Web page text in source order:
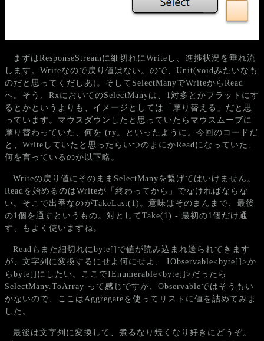
まずはResponseStreamに細切れにWriteし、進捗状況を垂れ流
します。Writeなので戻り値はない。ので、Unit(voidみたいなも
のだと思ってくだしあ)。そしてSelectManyでWriteからRead
へ。そう、RxにおいてのSelectManyは、1対多とかフラットにす
るとかというよりも、イメージとしては「摩り替える」だと思
っています。マウスダウンしたと思っていたらマウスムーブに
摩り替わっていた、何を (ry。といったように。今回のコードだ
と、Writeしていたと思ったらいつのまにかReadになっていた、
何を言っているのか以下略。
Writeの戻り値にそのままSelectManyを繋げてはいけません。
Readを始めるのはWriteが「終わってから」でなければならな
い。そこで出番なのがTakeLast(1)。意味はそのまんまで、最後
の1個を通すというもの。対としてTake(1) - 最初の1個だけ通
す、もよく使いますね。
Readもまた細切れにbyte[]で値が読み込まれ送られてきます
が、文字列に変換するにせよ何にせよ、 IObservable<byte[]>か
らbyte[]にしたい。ここでIEnumerable<byte[]>だったら
SelectMany.ToArray って感じですが、Observableではそうもい
かないので、ここはAggregateを使ってリストに値を詰めてみま
した。
最後は文字列に変換して、煮るなり焼くなり好きにどうぞ。